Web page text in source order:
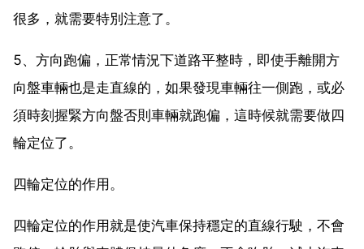
很多，就需要特別注意了。
5、方向跑偏，正常情況下道路平整時，即使手離開方
向盤車輛也是走直線的，如果發現車輛往一側跑，或必
須時刻握緊方向盤否則車輛就跑偏，這時候就需要做四
輪定位了。
四輪定位的作用。
四輪定位的作用就是使汽車保持穩定的直線行駛，不會